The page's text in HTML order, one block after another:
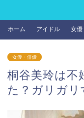
ホーム アイドル 女優
女優・俳優
桐谷美玲は不
た？ガリガリ